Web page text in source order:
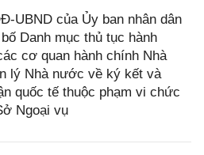
UBND của Ủy ban nhân dân
Danh mục thủ tục hành
cơ quan hành chính Nhà
lý Nhà nước về ký kết và
quốc tế thuộc phạm vi chức
Ngoại vụ